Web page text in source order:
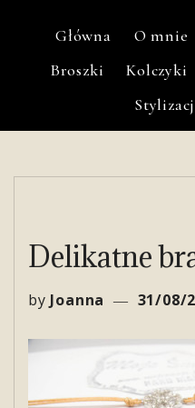
Główna O mnie
Broszki
Kolczyki
Delikatne
by Joanna 31/08/